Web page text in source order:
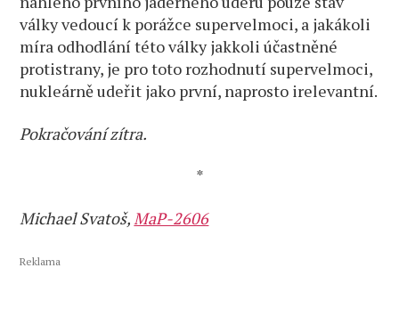
války vedoucí k porážce supervelmoci, a jakákoli
míra odhodlání této války jakkoli účastněné
protistrany, je pro toto rozhodnutí supervelmoci,
nukleárně udeřit jako první, naprosto irelevantní.
Pokračování zítra.
*
Michael Svatoš, MaP-2606
Reklama